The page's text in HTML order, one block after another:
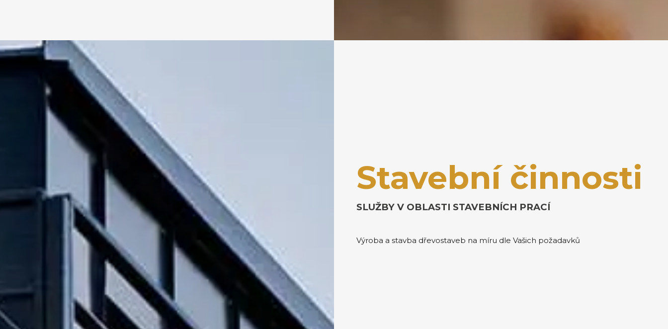
Stavební činnosti
SLUŽBY V OBLASTI STAVEBNÍCH PRACÍ
Výroba a stavba dřevostaveb na míru dle Vašich požadavků